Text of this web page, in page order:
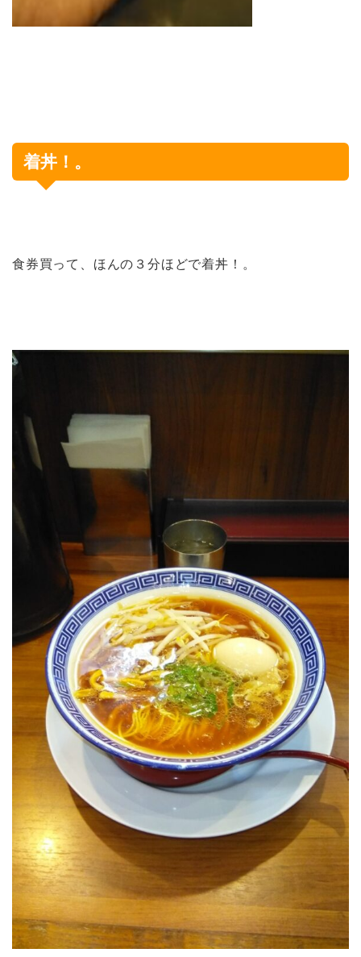
着丼！。
食券買って、ほんの３分ほどで着丼！。